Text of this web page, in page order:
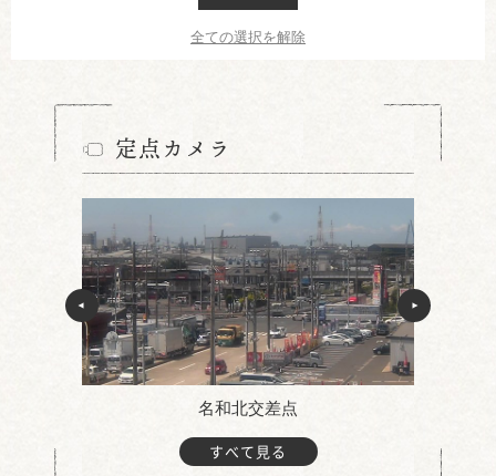
全ての選択を解除
定点カメラ
名和北交差点
すべて見る